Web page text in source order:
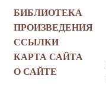
БИБЛИОТЕКА
ПРОИЗВЕДЕНИЯ
ССЫЛКИ
КАРТА САЙТА
О САЙТЕ